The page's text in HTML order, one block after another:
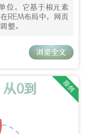
位，它基于根元素
REM布局中，网页
整。
浏览全文
0到
原创